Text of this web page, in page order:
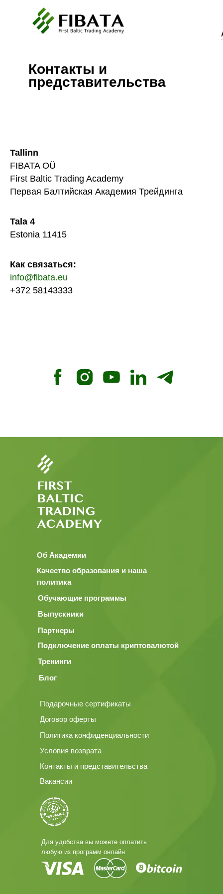
Контакты и
представительства
Tallinn
FIBATA OÜ
First Baltic Trading Academy
Первая Балтийская Академия Трейдинга
Tala 4
Estonia 11415
Как связаться:
info@fibata.eu
+372 58143333
Подарочные сертификаты
Договор оферты
Политика конфиденциальности
Условия возврата
Контакты и представительства
Для удобства вы можете оплатить
любую из программ онлайн
Об Академии
Обучающие программы
Качество образования и наша
политика
Выпускники
Вакансии
Подключение оплаты криптовалютой
Тренинги
Блог
Партнеры